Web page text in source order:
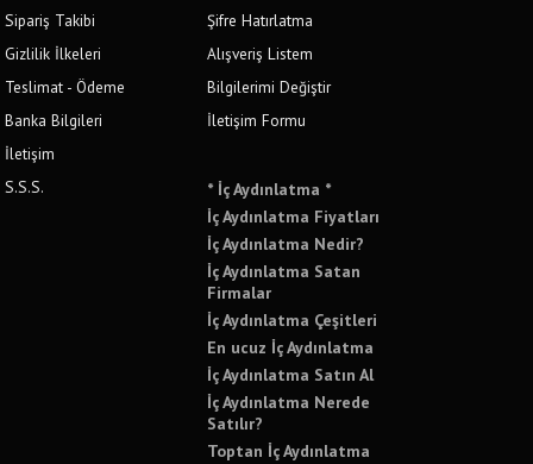
Sipariş Takibi
Gizlilik İlkeleri
Teslimat - Ödeme
Banka Bilgileri
İletişim
S.S.S.
Şifre Hatırlatma
Alışveriş Listem
Bilgilerimi Değiştir
İletişim Formu
* İç Aydınlatma *
İç Aydınlatma Fiyatları
İç Aydınlatma Nedir?
İç Aydınlatma Satan
Firmalar
İç Aydınlatma Çeşitleri
En ucuz İç Aydınlatma
İç Aydınlatma Satın Al
İç Aydınlatma Nerede
Satılır?
Toptan İç Aydınlatma